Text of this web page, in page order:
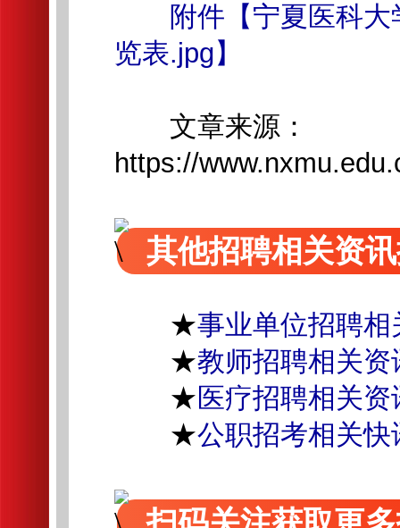
附件【宁夏医科
览表.jpg】
文章来源：
https://
其他招聘相关资
★事业单位招聘相
★教师招聘相关资
★医疗招聘相关资
★公职招考相关快